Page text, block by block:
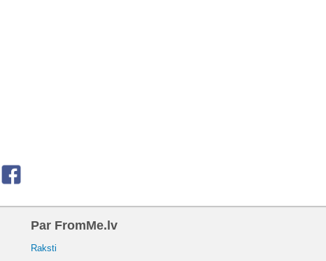
Par FromMe.lv
Raksti